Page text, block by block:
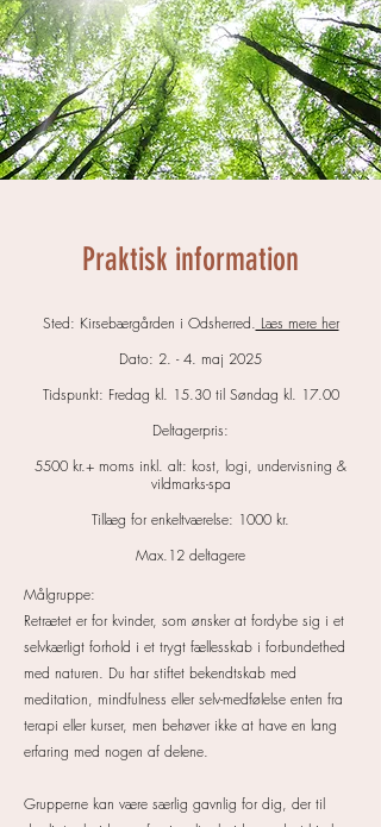
Praktisk information
Sted: Kirsebærgården i Odsherred. Læs mere her
Dato: 2. - 4. maj 2025
Tidspunkt: Fredag kl. 15.30 til Søndag kl. 17.00
Deltagerpris:
5500 kr.+ moms inkl. alt: kost, logi, undervisning &
vildmarks-spa
Tillæg for enkeltværelse: 1000 kr.
Max.12 deltagere
Målgruppe:
Retrætet er for kvinder, som ønsker at fordybe sig i et
selvkærligt forhold i et trygt fællesskab i forbundethed
med naturen. Du har stiftet bekendtskab med
meditation, mindfulness eller selv-medfølelse enten fra
terapi eller kurser, men behøver ikke at have en lang
erfaring med nogen af delene.
Grupperne kan være særlig gavnlig for dig, der til